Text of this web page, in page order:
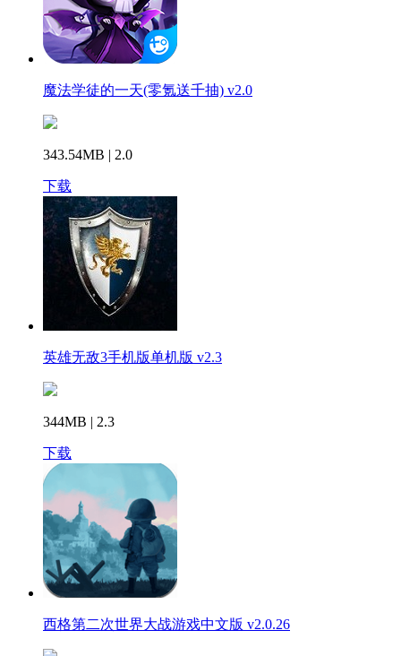
魔法学徒的一天(零氪送千抽) v2.0
343.54MB | 2.0
下载
英雄无敌3手机版单机版 v2.3
344MB | 2.3
下载
西格第二次世界大战游戏中文版 v2.0.26